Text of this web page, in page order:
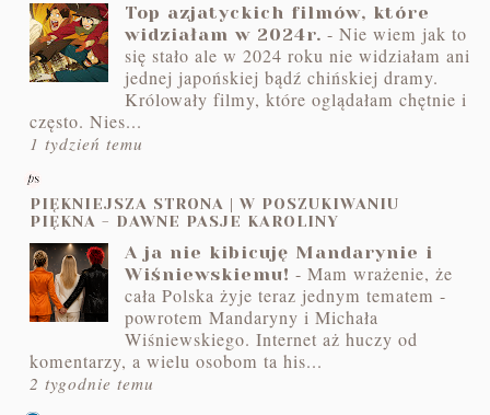
Top azjatyckich filmów, które
widziałam w 2024r. -Nie wiem jak to
się stało ale w 2024 roku nie widziałam ani
jednej japońskiej bądź chińskiej dramy.
Królowały filmy, które oglądałam chętnie i
często. Nies...
1 tydzień temu
PIĘKNIEJSZA STRONA | W POSZUKIWANIU
PIĘKNA - DAWNE PASJE KAROLINY
A ja nie kibicuję Mandarynie i
Wiśniewskiemu! -Mam wrażenie, że
cała Polska żyje teraz jednym tematem -
powrotem Mandaryny i Michała
Wiśniewskiego. Internet aż huczy od
komentarzy, a wielu osobom ta his...
2 tygodnie temu